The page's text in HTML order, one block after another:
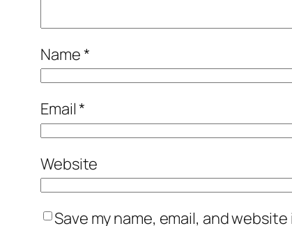
Name*
Email*
Website
Save my name, email, and